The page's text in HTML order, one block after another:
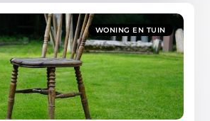
WONING EN TUIN